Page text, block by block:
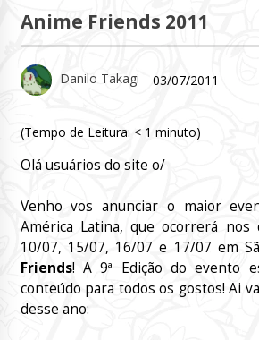
Anime Friends 2011
Danilo Takagi 03/07/2011
(Tempo de Leitura: < 1 minuto)
Olá usuários do site o/
Venho vos anunciar o maior
América Latina, que ocorrerá nos
10/07, 15/07, 16/07 e 17/07 em
Friends! A 9ª Edição do evento
conteúdo para todos os gostos! Ai
desse ano: